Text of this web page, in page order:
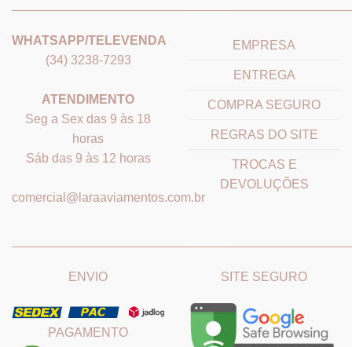
WHATSAPP/TELEVENDA
(34) 3238-7293
ATENDIMENTO
Seg a Sex das 9 às 18
horas
Sáb das 9 às 12 horas
comercial@laraaviamentos.com.br
EMPRESA
ENTREGA
COMPRA SEGURO
REGRAS DO SITE
TROCAS E
DEVOLUÇÕES
ENVIO
PAGAMENTO
SITE SEGURO